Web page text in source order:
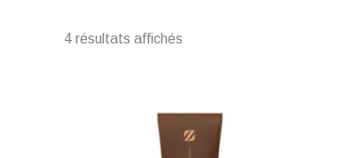
4 résultats affichés